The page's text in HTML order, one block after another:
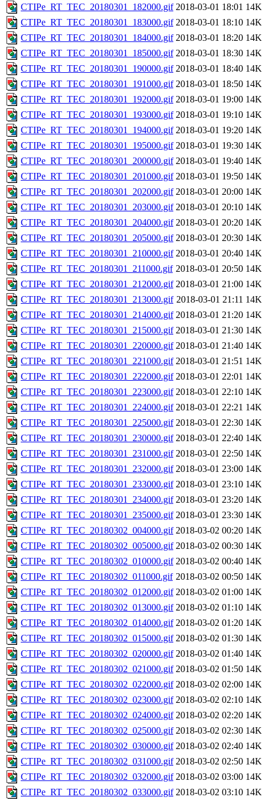
CTIPe_RT_TEC_20180301_182000.gif 2018-03-01 18:01 14K
CTIPe_RT_TEC_20180301_183000.gif 2018-03-01 18:10 14K
CTIPe_RT_TEC_20180301_184000.gif 2018-03-01 18:20 14K
CTIPe_RT_TEC_20180301_185000.gif 2018-03-01 18:30 14K
CTIPe_RT_TEC_20180301_190000.gif 2018-03-01 18:40 14K
CTIPe_RT_TEC_20180301_191000.gif 2018-03-01 18:50 14K
CTIPe_RT_TEC_20180301_192000.gif 2018-03-01 19:00 14K
CTIPe_RT_TEC_20180301_193000.gif 2018-03-01 19:10 14K
CTIPe_RT_TEC_20180301_194000.gif 2018-03-01 19:20 14K
CTIPe_RT_TEC_20180301_195000.gif 2018-03-01 19:30 14K
CTIPe_RT_TEC_20180301_200000.gif 2018-03-01 19:40 14K
CTIPe_RT_TEC_20180301_201000.gif 2018-03-01 19:50 14K
CTIPe_RT_TEC_20180301_202000.gif 2018-03-01 20:00 14K
CTIPe_RT_TEC_20180301_203000.gif 2018-03-01 20:10 14K
CTIPe_RT_TEC_20180301_204000.gif 2018-03-01 20:20 14K
CTIPe_RT_TEC_20180301_205000.gif 2018-03-01 20:30 14K
CTIPe_RT_TEC_20180301_210000.gif 2018-03-01 20:40 14K
CTIPe_RT_TEC_20180301_211000.gif 2018-03-01 20:50 14K
CTIPe_RT_TEC_20180301_212000.gif 2018-03-01 21:00 14K
CTIPe_RT_TEC_20180301_213000.gif 2018-03-01 21:11 14K
CTIPe_RT_TEC_20180301_214000.gif 2018-03-01 21:20 14K
CTIPe_RT_TEC_20180301_215000.gif 2018-03-01 21:30 14K
CTIPe_RT_TEC_20180301_220000.gif 2018-03-01 21:40 14K
CTIPe_RT_TEC_20180301_221000.gif 2018-03-01 21:51 14K
CTIPe_RT_TEC_20180301_222000.gif 2018-03-01 22:01 14K
CTIPe_RT_TEC_20180301_223000.gif 2018-03-01 22:10 14K
CTIPe_RT_TEC_20180301_224000.gif 2018-03-01 22:21 14K
CTIPe_RT_TEC_20180301_225000.gif 2018-03-01 22:30 14K
CTIPe_RT_TEC_20180301_230000.gif 2018-03-01 22:40 14K
CTIPe_RT_TEC_20180301_231000.gif 2018-03-01 22:50 14K
CTIPe_RT_TEC_20180301_232000.gif 2018-03-01 23:00 14K
CTIPe_RT_TEC_20180301_233000.gif 2018-03-01 23:10 14K
CTIPe_RT_TEC_20180301_234000.gif 2018-03-01 23:20 14K
CTIPe_RT_TEC_20180301_235000.gif 2018-03-01 23:30 14K
CTIPe_RT_TEC_20180302_004000.gif 2018-03-02 00:20 14K
CTIPe_RT_TEC_20180302_005000.gif 2018-03-02 00:30 14K
CTIPe_RT_TEC_20180302_010000.gif 2018-03-02 00:40 14K
CTIPe_RT_TEC_20180302_011000.gif 2018-03-02 00:50 14K
CTIPe_RT_TEC_20180302_012000.gif 2018-03-02 01:00 14K
CTIPe_RT_TEC_20180302_013000.gif 2018-03-02 01:10 14K
CTIPe_RT_TEC_20180302_014000.gif 2018-03-02 01:20 14K
CTIPe_RT_TEC_20180302_015000.gif 2018-03-02 01:30 14K
CTIPe_RT_TEC_20180302_020000.gif 2018-03-02 01:40 14K
CTIPe_RT_TEC_20180302_021000.gif 2018-03-02 01:50 14K
CTIPe_RT_TEC_20180302_022000.gif 2018-03-02 02:00 14K
CTIPe_RT_TEC_20180302_023000.gif 2018-03-02 02:10 14K
CTIPe_RT_TEC_20180302_024000.gif 2018-03-02 02:20 14K
CTIPe_RT_TEC_20180302_025000.gif 2018-03-02 02:30 14K
CTIPe_RT_TEC_20180302_030000.gif 2018-03-02 02:40 14K
CTIPe_RT_TEC_20180302_031000.gif 2018-03-02 02:50 14K
CTIPe_RT_TEC_20180302_032000.gif 2018-03-02 03:00 14K
CTIPe_RT_TEC_20180302_033000.gif 2018-03-02 03:10 14K